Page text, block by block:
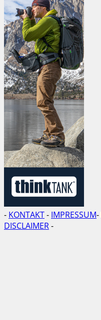
- KONTAKT- IMPRESSUM-
DISCLAIMER-